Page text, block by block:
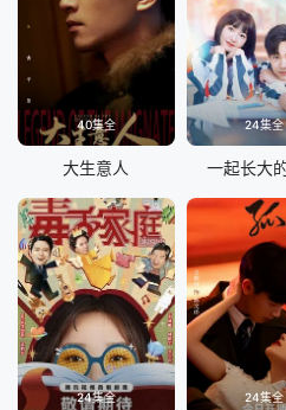
40集全
大生意人
24集全
一起长大
24集全 24集全